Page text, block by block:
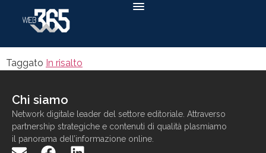
Taggato In risalto
Chi siamo
Network digitale leader del settore editoriale. Attraverso
partnership strategiche e contenuti di qualità p lasmiamo
il panorama dell ’informazione online